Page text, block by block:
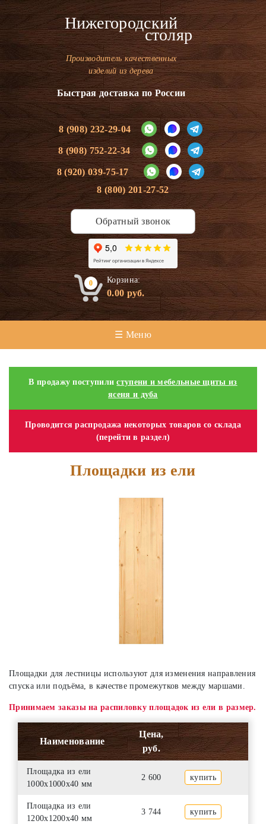
Нижегородский
столяр
Производитель качественных
изделий из дерева
Быстрая доставка по России
8 (908) 232-29-04
8 (908) 752-22-34
8 (920) 039-75-17
8 (800) 201-27-52
Обратный звонок
0 Корзина:
0.00руб.
☰ Меню
В продажу поступилиступени и мебельные щиты из
ясеня и дуба
Проводится распродажа некоторых товаров со склада
(перейти в раздел)
Площадки из ели
Площадки для лестницы используют для изменения направления
спуска или подъёма, в качестве промежутков между маршами.
Принимаем заказы на распиловку площадок из ели в размер.
Наименование
Цена,
руб.
Площадка из ели
1000х1000х40 мм
2 600 купить
Площадка из ели
1200х1200х40 мм
3 744 купить